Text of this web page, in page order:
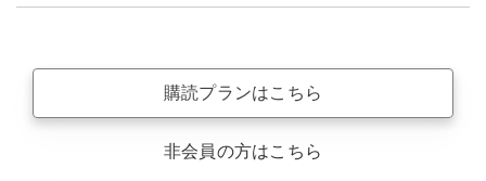
購読プランはこちら
非会員の方はこちら